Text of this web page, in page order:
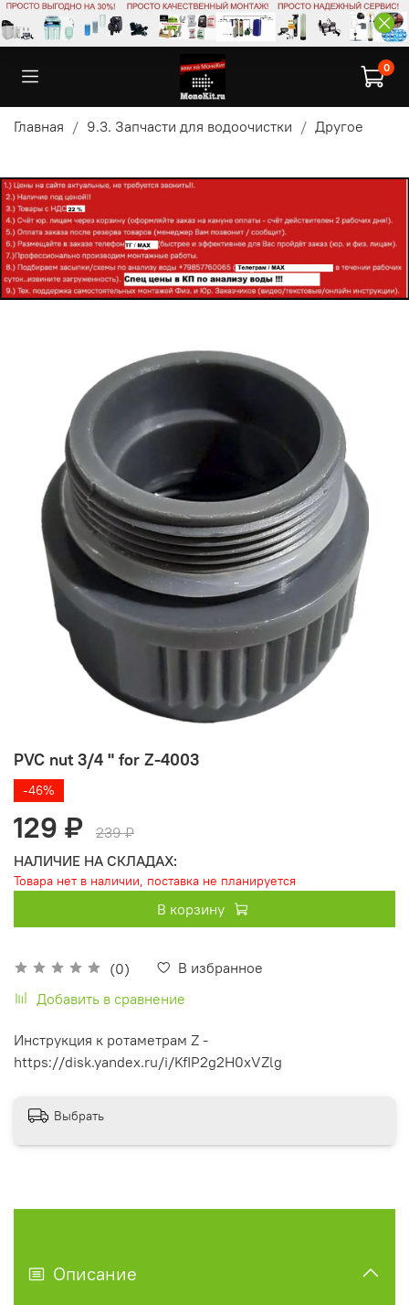
0
Главная 9.3. Запчасти для водоочистки Другое
PVC nut 3/4 " for Z-4003
(0)
В избранное
Добавить в сравнение
-46%
129 ₽
239 ₽
НАЛИЧИЕ НА СКЛАДАХ:
Товара нет в наличии, поставка не планируется
В корзину
Инструкция к ротаметрам Z -
https://disk.yandex.ru/i/KfIP2g2H0xVZlg
Выбрать
Описание